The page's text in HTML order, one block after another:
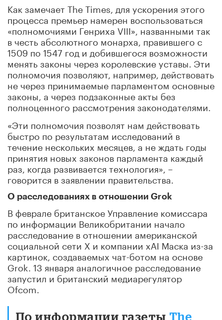
Как замечает The Times, для ускорения этого
процесса премьер намерен воспользоваться
«полномочиями Генриха VIII», названными так
в честь абсолютного монарха, правившего с
1509 по 1547 год и добившегося возможности
менять законы через королевские уставы. Эти
полномочия позволяют, например, действовать
не через принимаемые парламентом основные
законы, а через подзаконные акты без
полноценного рассмотрения законодателями.
«Эти полномочия позволят нам действовать
быстро по результатам исследований в
течение нескольких месяцев, а не ждать годы
принятия новых законов парламента каждый
раз, когда развивается технология», –
говорится в заявлении правительства.
О расследованиях в отношении Grok
В феврале британское Управление комиссара
по информации Великобритании начало
расследование в отношении американской
социальной сети X и компании xAI Маска из-за
картинок, создаваемых чат-ботом на основе
Grok. 13 января аналогичное расследование
запустил и британский медиарегулятор
Ofcom.
По информации газеты The